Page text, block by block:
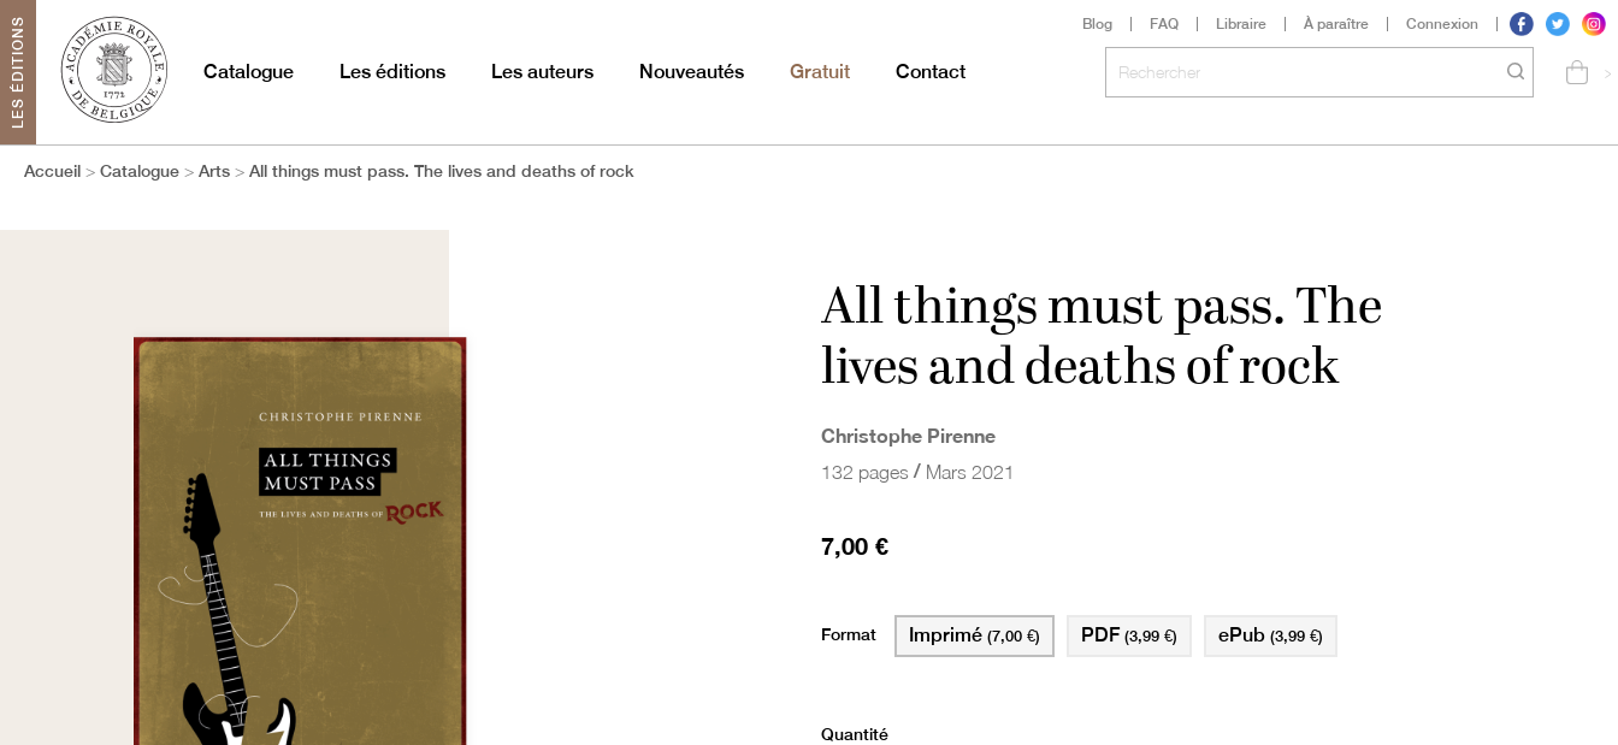
Blog FAQ Libraire À paraître Connexion
LES ÉDITIONS Catalogue Les éditions Les auteurs Nouveautés Gratuit Contact >
Accueil Catalogue Arts All things must pass. The lives and deaths of rock
All things must pass. The
lives and deaths of rock
Christophe Pirenne
132 pages / Mars 2021
7,00 €
Format Imprimé (7,00 €) ePub (3,99 €)
PDF (3,99 €)
Quantité